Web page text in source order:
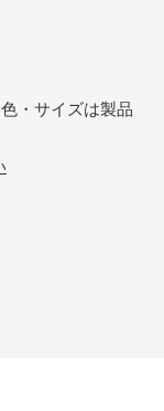
・サイズは製品